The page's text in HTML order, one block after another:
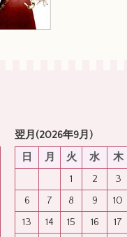
翌月(2026年9月)
日
月 火 水 木
1
2 3
6
7 8 9 10
13
14 15 16 17